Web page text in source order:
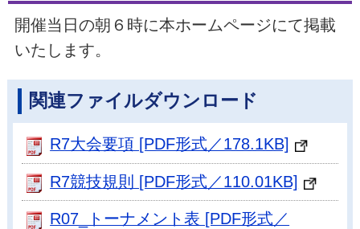
開催当日の朝６時に本ホームページにて掲載
いたします。
関連ファイルダウンロード
R7大会要項 [PDF形式／178.1KB]
R7競技規則 [PDF形式／110.01KB]
R07_トーナメント表 [PDF形式／